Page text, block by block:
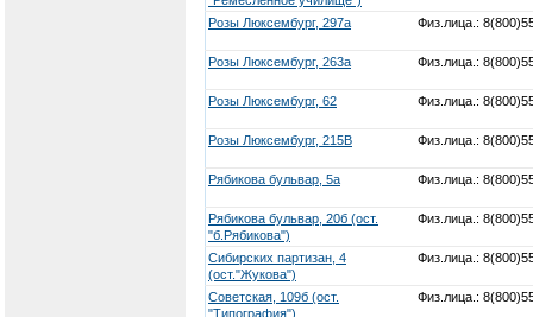
Розы Люксембург, 297а Физ.лица.:
Розы Люксембург, 263а Физ.лица.:
Розы Люксембург, 62 Физ.лица.:
Розы Люксембург, 215В Физ.лица.:
Рябикова бульвар, 5а Физ.лица.:
Рябикова бульвар, 20б (ост.
"б.Рябикова")
Физ.лица.:
Сибирских партизан, 4
(ост."Жукова")
Физ.лица.:
Советская, 109б (ост.
"Типография")
Физ.лица.: